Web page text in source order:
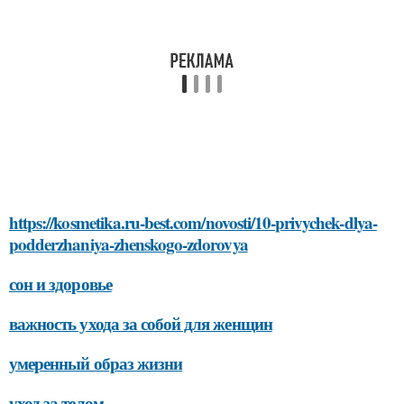
https://kosmetika.ru-best.com/novosti/10-privychek-dlya-
podderzhaniya-zhenskogo-zdorovya
сон и здоровье
важность ухода за собой для женщин
умеренный образ жизни